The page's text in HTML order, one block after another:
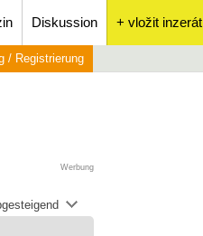
Diskussion + vložit inzerát
/ Registrierung
Werbung